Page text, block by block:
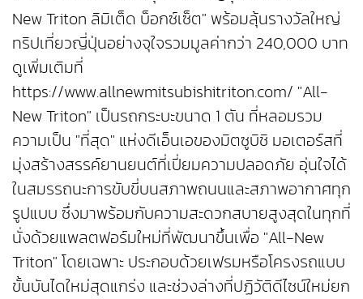
New Triton ลิมิเต็ด บ็อกซ์เซ็ต" พร้อมลุ้นรางวัลใหญ่
ทริปเที่ยวญี่ปุ่นอย่างจุใจรวมมูลค่ากว่า 240,000 บาท
ดูเพิ่มเติมที่
https://www.allnewmitsubishitriton.com/ "All-
New Triton" เป็นรถกระบะขนาด 1 ตัน ที่หลอมรวม
ความเป็น "ที่สุด" แห่งดีเอ็นเอของมิตซูบิชิ มอเตอร์สที่
มุ่งสร้างสรรค์ยานยนต์ที่เปี่ยมความปลอดภัย อุ่นใจได้
ในสมรรถนะการขับขี่บนสภาพถนนและสภาพอากาศทุก
รูปแบบ ซึ่งมาพร้อมกับความสะดวกสบายสูงสุดในทุกที่
นั่งด้วยแพลตฟอร์มใหม่ที่พัฒนาขึ้นเพื่อ "All-New
Triton" โดยเฉพาะ ประกอบด้วยเฟรมหรือโครงรถแบบ
ขั้นบันไดใหม่สุดแกร่ง และช่วงล่างที่ปฏิวัติดีไซน์ใหม่ยก